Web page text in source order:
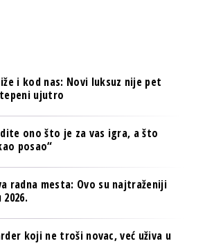
i kod nas: Novi luksuz nije pet
ujutro
ono što je za vas igra, a što
posao“
radna mesta: Ovo su najtraženiji
koji ne troši novac, već uživa u